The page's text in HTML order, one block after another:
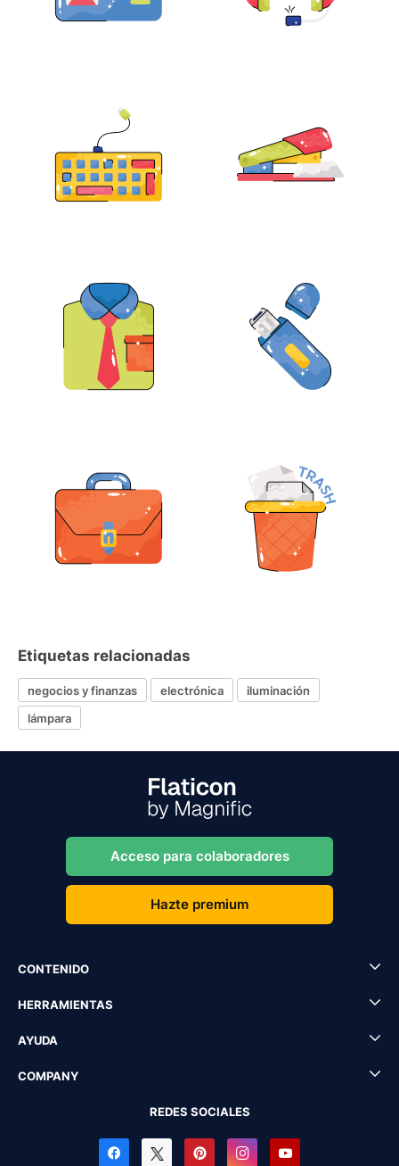
Etiquetas relacionadas
negocios y finanzas electrónica
iluminación
lámpara
Acceso para colaboradores
Hazte premium
CONTENIDO
HERRAMIENTAS
AYUDA
COMPANY
REDES SOCIALES